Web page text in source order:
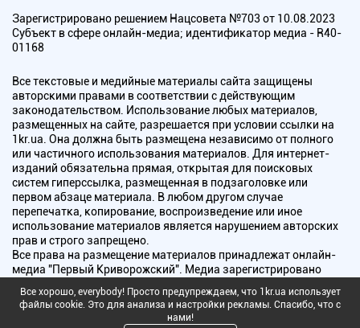
Зарегистрировано решением Нацсовета №703 от 10.08.2023
Субъект в сфере онлайн-медиа; идентификатор медиа - R40-
01168
Все текстовые и медийные материалы сайта защищены
авторскими правами в соответствии с действующим
законодательством. Использование любых материалов,
размещенных на сайте, разрешается при условии ссылки на
1kr.ua. Она должна быть размещена независимо от полного
или частичного использования материалов. Для интернет-
изданий обязательна прямая, открытая для поисковых
систем гиперссылка, размещенная в подзаголовке или
первом абзаце материала. В любом другом случае
перепечатка, копирование, воспроизведение или иное
использование материалов является нарушением авторских
прав и строго запрещено.
Все права на размещение материалов принадлежат онлайн-
медиа "Первый Криворожский". Медиа зарегистрировано
радиовещания.
Все хорошо, everybody! Просто предупреждаем, что 1kr.ua использует
файлы cookie. Это для анализа и настройки рекламы. Спасибо, что с
нами!